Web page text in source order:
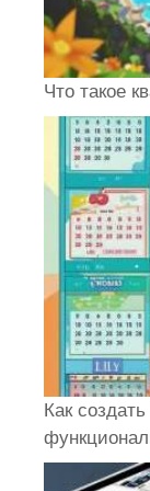
Что такое
Как